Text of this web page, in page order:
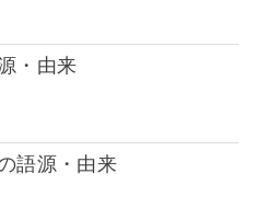
・由来
語源・由来